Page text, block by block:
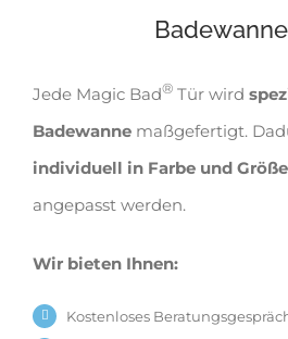
Jede Magic Bad® Tür wird
Badewanne maßgefertigt.
individuell in Farbe und Größe
angepasst werden.
Wir bieten Ihnen:
Kostenloses